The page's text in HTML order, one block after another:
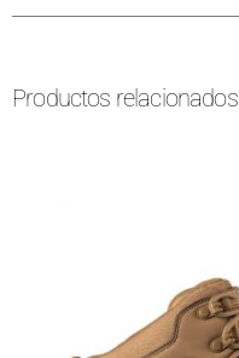
Productos relacionados